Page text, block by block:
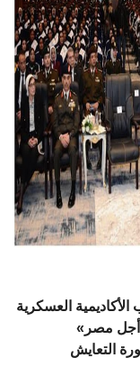
العسكرية
أجل مصر»
التعايش